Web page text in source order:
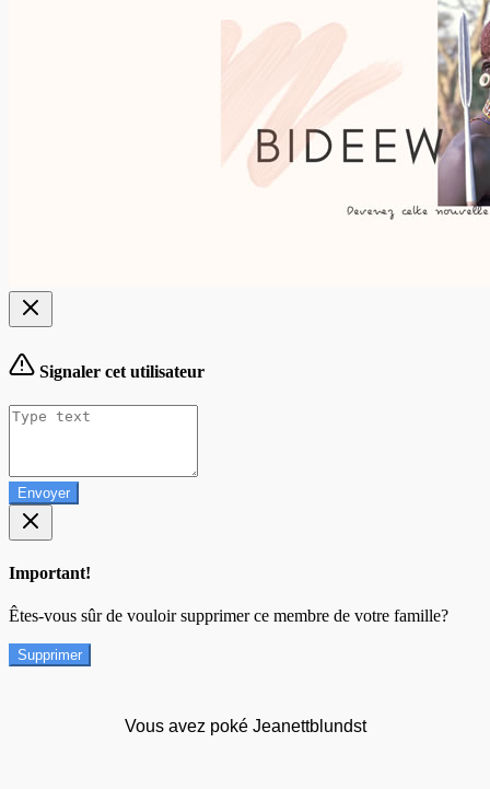
Signaler cet utilisateur
Envoyer
Important!
Êtes-vous sûr de vouloir supprimer ce membre de votre famille?
Supprimer
Vous avez poké Jeanettblundst